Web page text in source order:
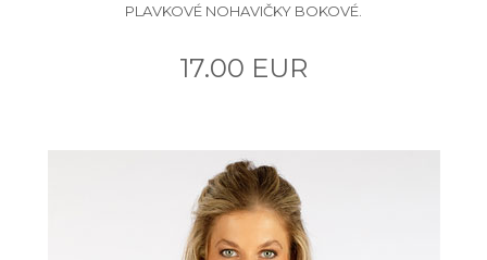
PLAVKOVÉ NOHAVIČKY BOKOVÉ.
17.00 EUR